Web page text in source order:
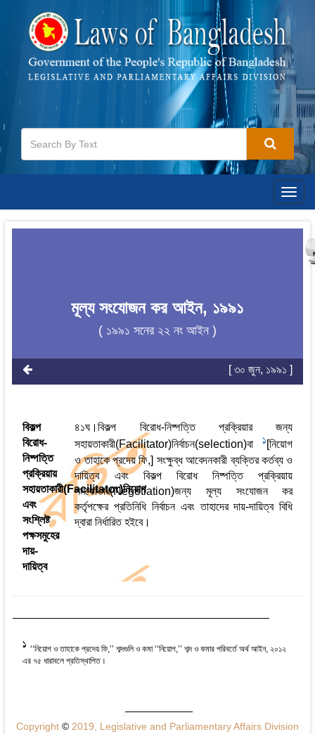
মূল্য সংযোজন কর আইন, ১৯৯১
( ১৯৯১ সনের ২২ নং আইন )
[ ৩০ জুন, ১৯৯১ ]
বিকল্প
বিরোধ-
নিষ্পত্তি
প্রক্রিয়ায়
সহায়তাকারী(Facilitator)নিয়োগ
এবং
সংশ্লিষ্ট
পক্ষসমুহের
দায়-
দায়িত্ব
৪১ঘ।বিকল্প বিরোধ-নিষ্পত্তি প্রক্রিয়ার জন্য
সহায়তাকারী(Facilitator)নির্বাচন(selection)বা1[নিয়োগ
ও তাহাকে প্রদেয় ফি,] সংক্ষুব্ধ আবেদনকারী ব্যক্তির কর্তব্য ও
দায়িত্ব এবং বিকল্প বিরোধ নিষ্পত্তি প্রক্রিয়ায়
সমঝোতার(Negotiation)জন্য মূল্য সংযোজন কর
কর্তৃপক্ষের প্রতিনিধি নির্বাচন এবং তাহাদের দায়-দায়িত্ব বিধি
দ্বারা নির্ধারিত হইবে।
1 ‘‘নিয়োগ ও তাহাকে প্রদেয় ফি,’’ শব্দগুলি ও কমা ‘‘নিয়োগ,’’ শব্দ ও কমার পরিবর্তে অর্থ আইন, ২০১২
এর ৭৫ ধারাবলে প্রতিস্থাপিত।
Copyright ©2019, Legislative and Parliamentary Affairs Division